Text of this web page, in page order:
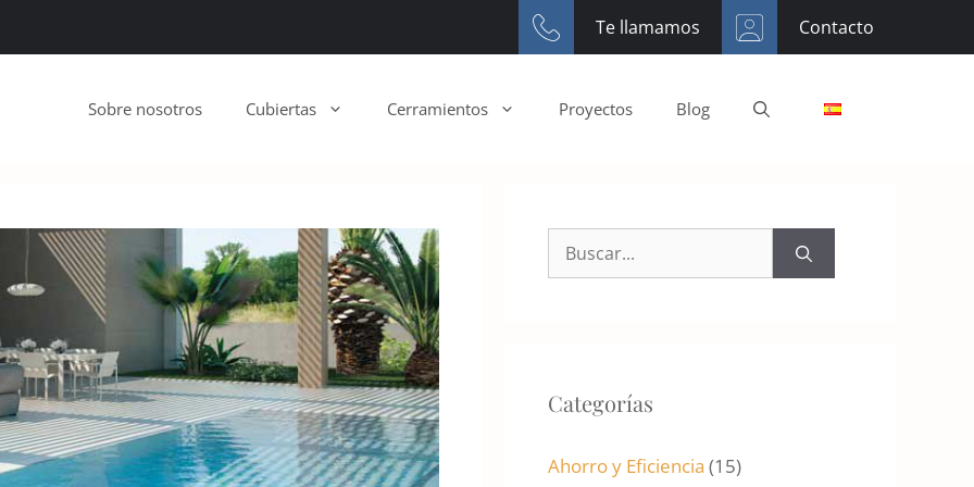
Te llamamos Contacto
Sobre nosotros Cubiertas Cerramientos Proyectos Blog
Buscar:
Categorías
Ahorro y Eficiencia (15)